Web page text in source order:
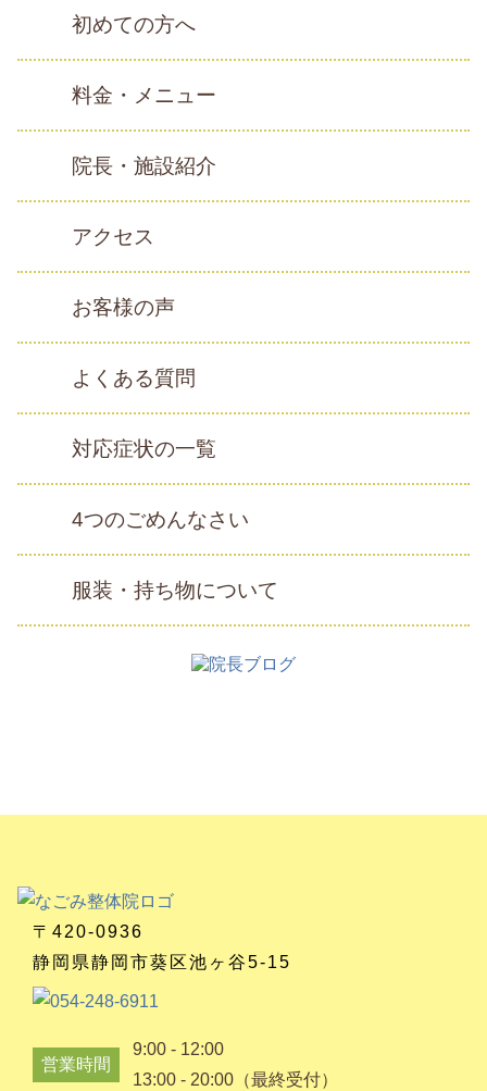
初めての方へ
料金・メニュー
院長・施設紹介
アクセス
お客様の声
よくある質問
対応症状の一覧
4つのごめんなさい
服装・持ち物について
〒420-0936
静岡県静岡市葵区池ヶ谷5-15
営業時間
9:00 - 12:00
13:00 - 20:00（最終受付）